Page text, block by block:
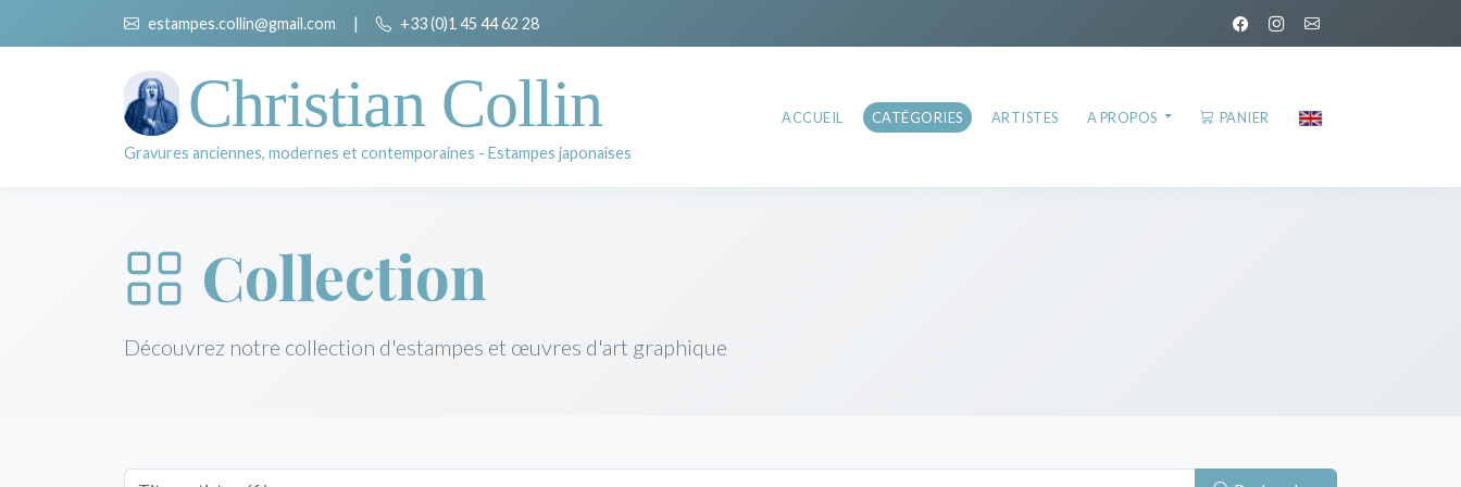
estampes.collin@gmail.com | +33 (0)1 45 44 62 28
Christian Collin
Gravures anciennes, modernes et contemporaines - Estampes japonaises
ACCUEIL CATÉGORIES ARTISTES A PROPOS PANIER
Collection
Découvrez notre collection d'estampes et œuvres d'art graphique